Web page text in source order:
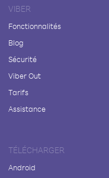
VIBER
Fonctionnalités
Blog
Sécurité
Viber Out
Tarifs
Assistance
TÉLÉCHARGER
Android